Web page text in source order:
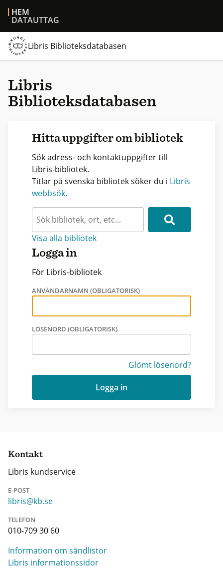
HEM
DATAUTTAG
Libris Biblioteksdatabasen
Libris
Biblioteksdatabasen
Hitta uppgifter om bibliotek
Sök adress- och kontaktuppgifter till
Libris-bibliotek.
Titlar på svenska bibliotek söker du i Libris
webbsök.
Visa alla bibliotek
Logga in
För Libris-bibliotek
ANVÄNDARNAMN (OBLIGATORISK)
LÖSENORD (OBLIGATORISK)
Glömt lösenord?
Logga in
Kontakt
Libris kundservice
E-POST
libris@kb.se
TELEFON
010-709 30 60
Information om sändlistor
Libris informationssidor